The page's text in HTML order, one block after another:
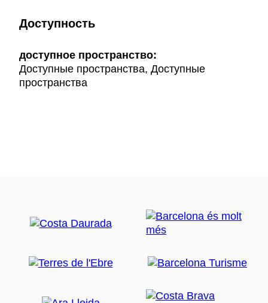
Доступность
доступное пространство:
Доступные пространства, Доступные
пространства